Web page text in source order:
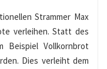
Strammer Max
verleihen. Statt des
Beispiel Vollkornbrot
Dies verleiht dem